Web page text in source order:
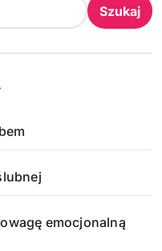
Szukaj
emocjonalną